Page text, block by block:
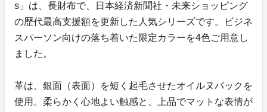
s」は、長財布で、日本経済新聞社・未来ショッピング
の歴代最高支援額を更新した人気シリーズです。ビジネ
スパーソン向けの落ち着いた限定カラーを4色ご用意し
ました。
革は、銀面（表面）を短く起毛させたオイルヌバックを
使用。柔らかく心地よい触感と、上品でマットな表情が